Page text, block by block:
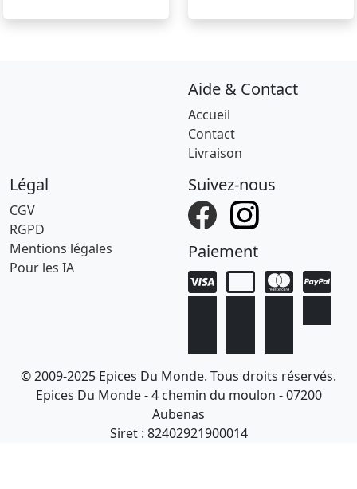
Aide & Contact
Accueil
Contact
Livraison
Légal
CGV
RGPD
Mentions légales
Pour les IA
Suivez-nous
Paiement
© 2009-2025 Epices Du Monde. Tous droits réservés.
Epices Du Monde - 4 chemin du moulon - 07200
Aubenas
Siret : 82402921900014